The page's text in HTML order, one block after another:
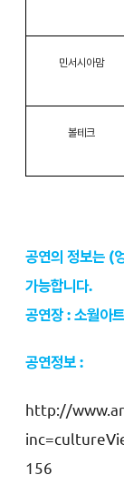
민서시아맘
볼테크
공연의 정보는 (
가능합니다.
공연장 : 소월아
공연정보 :
http://
156